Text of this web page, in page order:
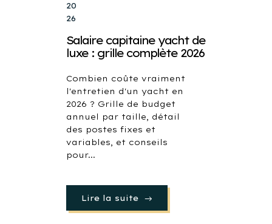
20
26
Salaire capitaine yacht de
luxe : grille complète 2026
Combien coûte vraiment
l'entretien d'un yacht en
2026 ? Grille de budget
annuel par taille, détail
des postes fixes et
variables, et conseils
pour...
Lire la suite